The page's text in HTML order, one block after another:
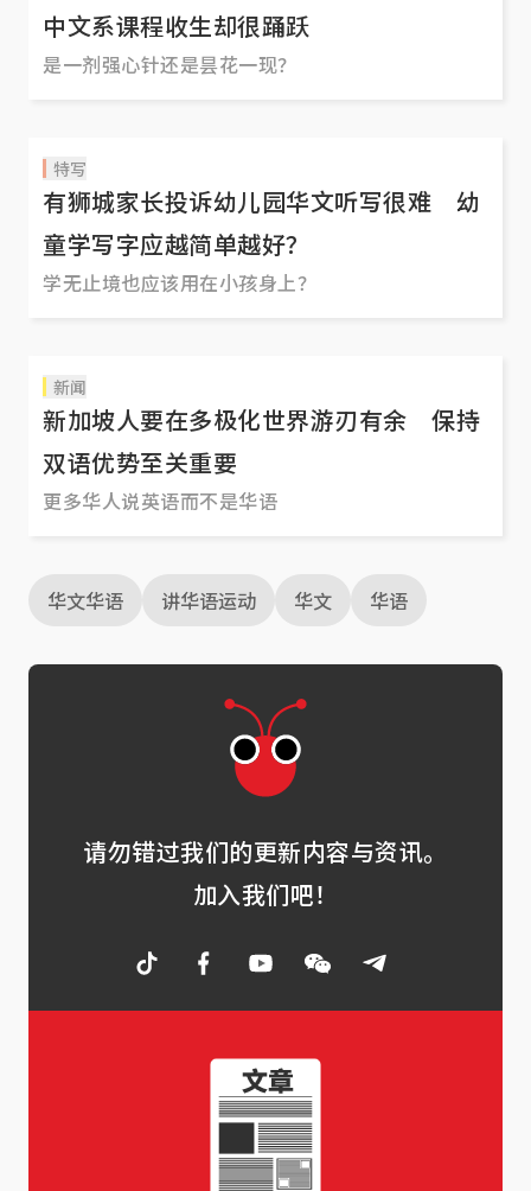
中文系课程收生却很踊跃
是一剂强心针还是昙花一现？
特写
有狮城家长投诉幼儿园华文听写很难 幼
童学写字应越简单越好？
学无止境也应该用在小孩身上？
新闻
新加坡人要在多极化世界游刃有余 保持
双语优势至关重要
更多华人说英语而不是华语
华文华语 讲华语运动 华文 华语
请勿错过我们的更新内容与资讯。
加入我们吧！